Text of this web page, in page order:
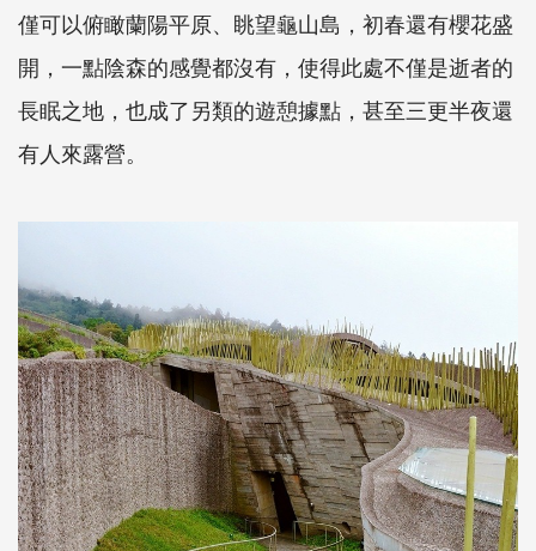
僅可以俯瞰蘭陽平原、眺望龜山島，初春還有櫻花盛
開，一點陰森的感覺都沒有，使得此處不僅是逝者的
長眠之地，也成了另類的遊憩據點，甚至三更半夜還
有人來露營。